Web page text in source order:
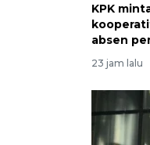
KPK
absen
23 jam lalu